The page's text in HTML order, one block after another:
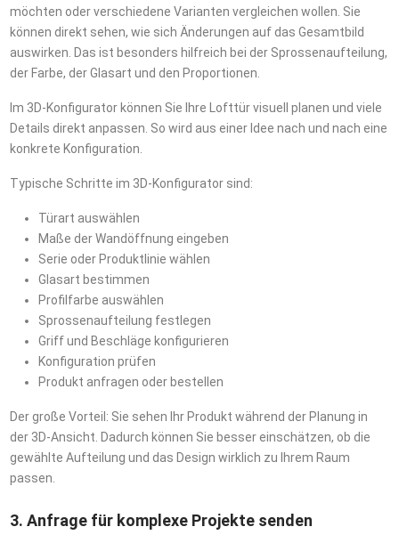
möchten oder verschiedene Varianten vergleichen wollen. Sie
können direkt sehen, wie sich Änderungen auf das Gesamtbild
auswirken. Das ist besonders hilfreich bei der Sprossenaufteilung,
der Farbe, der Glasart und den Proportionen.
Im 3D-Konfigurator können Sie Ihre Lofttür visuell planen und viele
Details direkt anpassen. So wird aus einer Idee nach und nach eine
konkrete Konfiguration.
Typische Schritte im 3D-Konfigurator sind:
Türart auswählen
Maße der Wandöffnung eingeben
Serie oder Produktlinie wählen
Glasart bestimmen
Profilfarbe auswählen
Sprossenaufteilung festlegen
Griff und Beschläge konfigurieren
Konfiguration prüfen
Produkt anfragen oder bestellen
Der große Vorteil: Sie sehen Ihr Produkt während der Planung in
der 3D-Ansicht. Dadurch können Sie besser einschätzen, ob die
gewählte Aufteilung und das Design wirklich zu Ihrem Raum
passen.
3. Anfrage für komplexe Projekte senden